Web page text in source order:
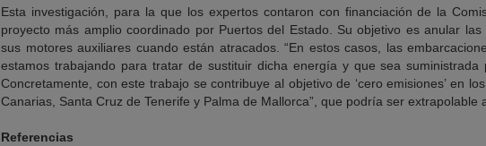
Esta investigación, para la que los expertos contaron con financiación de la
proyecto más amplio coordinado por Puertos del Estado. Su objetivo es anular
sus motores auxiliares cuando están atracados. “En estos casos, las
estamos trabajando para tratar de sustituir dicha energía y que sea
Concretamente, con este trabajo se contribuye al objetivo de ‘cero emisiones’ en
Canarias, Santa Cruz de Tenerife y Palma de Mallorca”, que podría ser extrapolable
Referencias